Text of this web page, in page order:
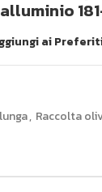
ai
, Raccolta